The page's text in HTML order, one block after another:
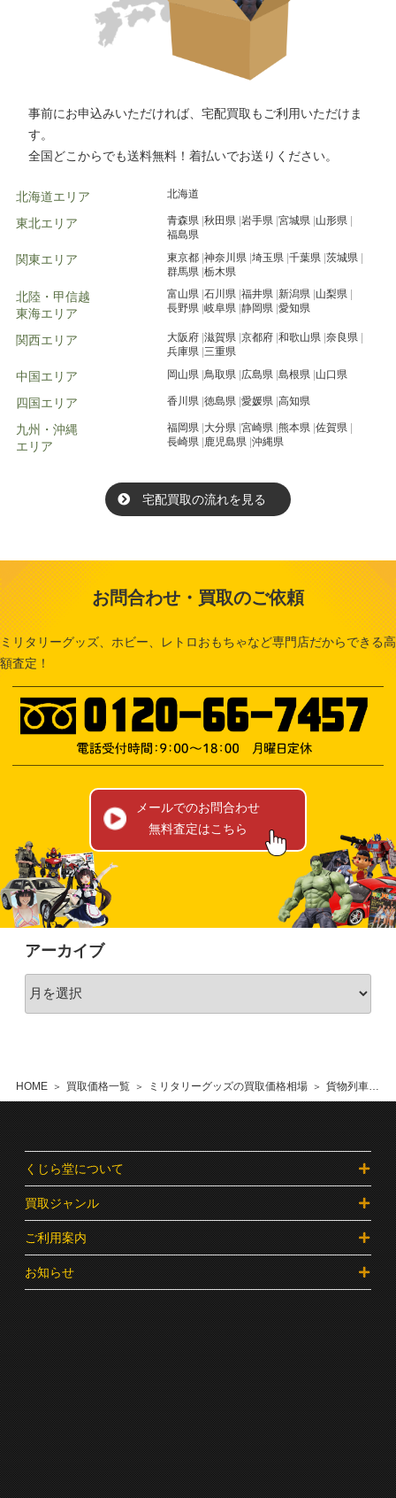
HOME 買取価格一覧 ミリタリーグッズの買取価格相場 貨物列車 標準時刻表 昭和41年 10月現行 日本国有鉄道貨物営業局
事前にお申込みいただければ、宅配買取もご利用いただけま
す。
全国どこからでも送料無料！着払いでお送りください。
北海道エリア 北海道
東北エリア 青森県 秋田県 岩手県 宮城県 山形県
福島県
関東エリア 東京都 神奈川県 埼玉県 千葉県 茨城県
群馬県 栃木県
北陸・甲信越
東海エリア
富山県 石川県 福井県 新潟県 山梨県
長野県 岐阜県 静岡県 愛知県
関西エリア 大阪府 滋賀県 京都府 和歌山県 奈良県
兵庫県 三重県
中国エリア 岡山県 鳥取県 広島県 島根県 山口県
四国エリア 香川県 徳島県 愛媛県 高知県
九州・沖縄
エリア
福岡県 大分県 宮崎県 熊本県 佐賀県
長崎県 鹿児島県 沖縄県
宅配買取の流れを見る
お問合わせ・買取のご依頼
ミリタリーグッズ、ホビー、レトロおもちゃなど専門店だからできる高
額査定！
メールでのお問合わせ
無料査定はこちら
アーカイブ
くじら堂について
買取ジャンル
ご利用案内
お知らせ